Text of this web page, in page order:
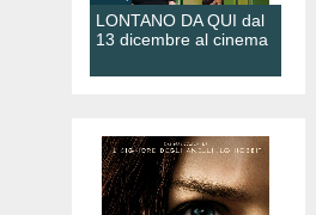
LONTANO DA QUI dal
13 dicembre al cinema